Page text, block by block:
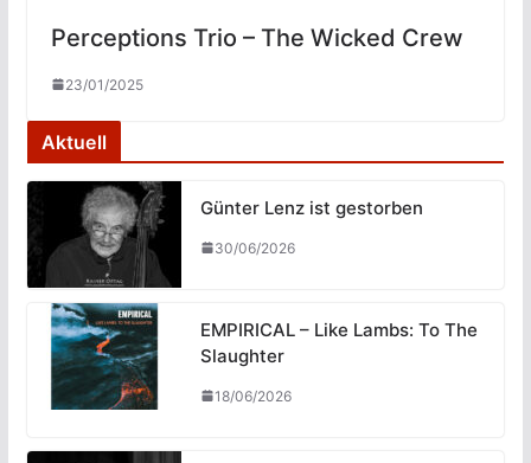
Perceptions Trio – The Wicked Crew
23/01/2025
Aktuell
Günter Lenz ist gestorben
30/06/2026
EMPIRICAL – Like Lambs: To The
Slaughter
18/06/2026